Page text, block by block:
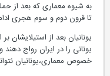
به شیوه معماری که بعد از
تا قرون دوم و سوم هجری
یونانیان بعد از استیلایشان
یونانی را در ایران رواج دهند
خصوص معماری،یونانیان